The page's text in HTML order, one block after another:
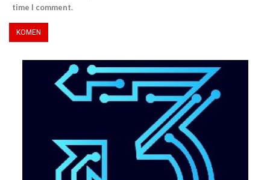
time I comment.